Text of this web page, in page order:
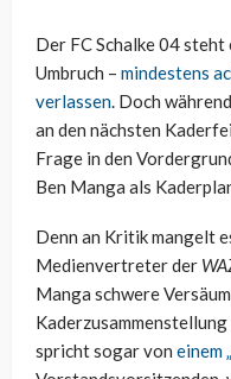
Der FC Schalke 04
Umbruch – mindestens
verlassen. Doch
an den nächsten
Frage in den
Ben Manga als
Denn an Kritik mangelt
Medienvertreter der
Manga schwere
Kaderzusammenstellung
spricht sogar von einem